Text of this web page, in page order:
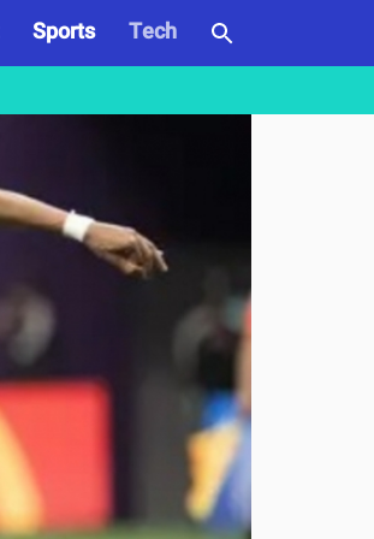
Sports
Tech